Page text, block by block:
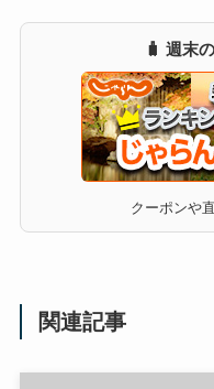
🧳 週末
クーポンや
関連記事